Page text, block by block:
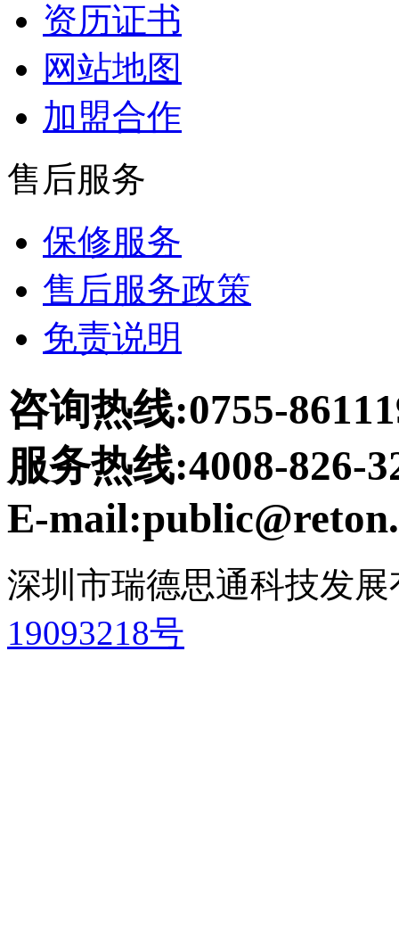
资历证书
网站地图
加盟合作
售后服务
保修服务
售后服务政策
免责说明
咨询热线:0755-
服务热线:4008-826-
E-
深圳市瑞德思通科技发
19093218号